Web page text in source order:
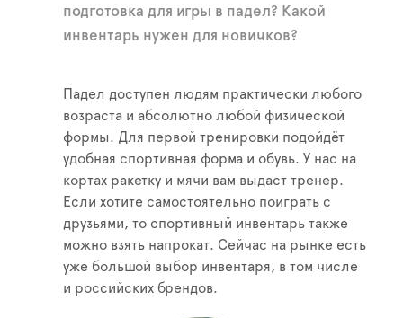
подготовка для игры в падел? Какой
инвентарь нужен для новичков?
Падел доступен людям практически любого
возраста и абсолютно любой физической
формы. Для первой тренировки подойдёт
удобная спортивная форма и обувь. У нас на
кортах ракетку и мячи вам выдаст тренер.
Если хотите самостоятельно поиграть с
друзьями, то спортивный инвентарь также
можно взять напрокат. Сейчас на рынке есть
уже большой выбор инвентаря, в том числе
и российских брендов.